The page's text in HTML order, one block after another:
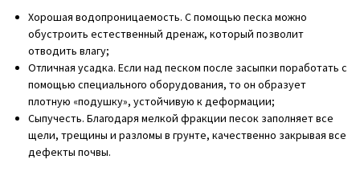
Хорошая водопроницаемость. С помощью песка можно
обустроить естественный дренаж, который позволит
отводить влагу;
Отличная усадка. Если над песком после засыпки поработать с
помощью специального оборудования, то он образует
плотную «подушку», устойчивую к деформации;
Сыпучесть. Благодаря мелкой фракции песок заполняет все
щели, трещины и разломы в грунте, качественно закрывая все
дефекты почвы.